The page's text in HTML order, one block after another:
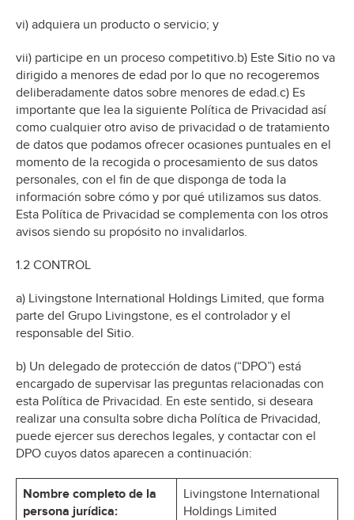
vi) adquiera un producto o servicio; y
vii) participe en un proceso competitivo.b) Este Sitio no va
dirigido a menores de edad por lo que no recogeremos
deliberadamente datos sobre menores de edad.c) Es
importante que lea la siguiente Política de Privacidad así
como cualquier otro aviso de privacidad o de tratamiento
de datos que podamos ofrecer ocasiones puntuales en el
momento de la recogida o procesamiento de sus datos
personales, con el fin de que disponga de toda la
información sobre cómo y por qué utilizamos sus datos.
Esta Política de Privacidad se complementa con los otros
avisos siendo su propósito no invalidarlos.
1.2 CONTROL
a) Livingstone International Holdings Limited, que forma
parte del Grupo Livingstone, es el controlador y el
responsable del Sitio.
b) Un delegado de protección de datos (“DPO”) está
encargado de supervisar las preguntas relacionadas con
esta Política de Privacidad. En este sentido, si deseara
realizar una consulta sobre dicha Política de Privacidad,
puede ejercer sus derechos legales, y contactar con el
DPO cuyos datos aparecen a continuación:
Nombre completo de la
persona jurídica:
Livingstone International
Holdings Limited